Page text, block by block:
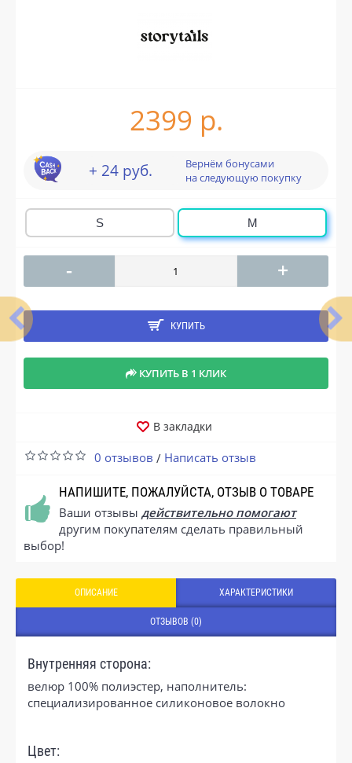
2399 р.
+ 24 руб.
Вернём бонусами
на следующую покупку
S M
- +
КУПИТЬ
КУПИТЬ В 1 КЛИК
В закладки
0 отзывов / Написать отзыв
НАПИШИТЕ, ПОЖАЛУЙСТА, ОТЗЫВ О ТОВАРЕ
Ваши отзывы действительно помогают
другим покупателям сделать правильный
выбор!
ОПИСАНИЕ ХАРАКТЕРИСТИКИ
ОТЗЫВОВ (0)
Внутренняя сторона:
велюр 100% полиэстер, наполнитель:
специализированное силиконовое волокно
Цвет: